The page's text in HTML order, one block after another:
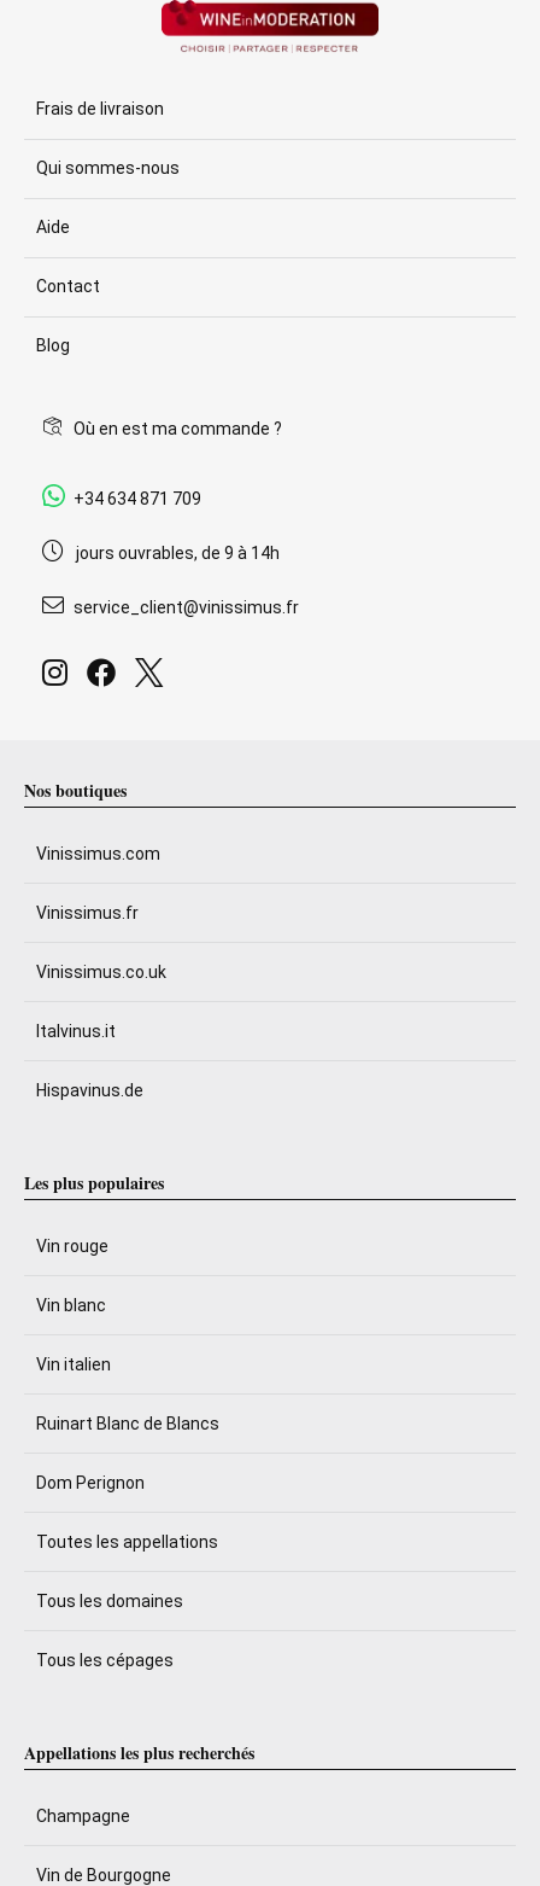
Frais de livraison
Qui sommes-nous
Aide
Contact
Blog
Où en est ma commande ?
+34 634 871 709
jours ouvrables, de 9 à 14h
service_client@vinissimus.fr
Nos boutiques
Vinissimus.com
Vinissimus.fr
Vinissimus.co.uk
Italvinus.it
Hispavinus.de
Les plus populaires
Vin rouge
Vin blanc
Vin italien
Ruinart Blanc de Blancs
Dom Perignon
Toutes les appellations
Tous les domaines
Tous les cépages
Appellations les plus recherchés
Champagne
Vin de Bourgogne